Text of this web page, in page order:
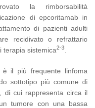
la rimborsabilità
di epcoritamab in
di pazienti adulti
recidivato o refrattario
terapia sistemica2-3
è il più frequente linfoma
sottotipo più comune di
di cui rappresenta circa il
tumore con una bassa